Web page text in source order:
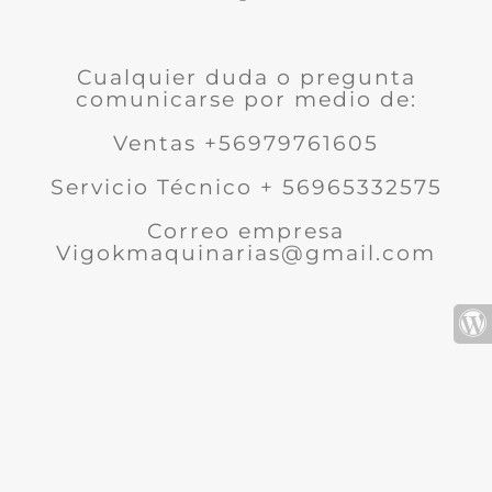
Cualquier duda o pregunta
comunicarse por medio de:
Ventas +56979761605
Servicio Técnico + 56965332575
Correo empresa
Vigokmaquinarias@gmail.com